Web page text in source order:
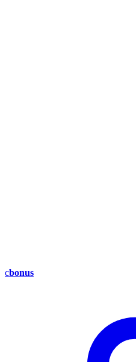
cbonus